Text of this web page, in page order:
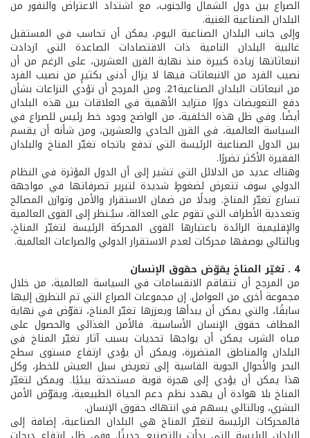
الصراع بين دول الشمال والجنوب، مع اشتداد الاعتراض والنفور من
البلدان الصناعية الغنية.
وإلى جانب البلدان الصناعية اليوم، يمكن أن تحاسب في المستقبل
غالبية البلدان النامية ذات الاقتصادات الصاعدة التي ازدادت
انبعاثاتها زيادة كبيرة منذ نهاية القرن العشرين، على الرغم من أن
نصيب الفرد من الانبعاثات فيها لا يزال أدنى بكثيرٍ من نصيب الفرد
من انبعاثات البلدان الصناعية21. ومن المرجح أن تؤدي النزاعات بشأن
دفع التعويضات دورًا متزايد الأهمية في العلاقات بين هذه البلدان
أيضًا. وفي ظل هذه الخلفية، من الواضح وجود خط رئيس للصراع في
السياسة العالمية، في القرن الحادي والعشرين، ومن شأنه أن يقسم
بين الدول الصناعية الرئيسة التي تدفع باتجاه تغيّر المناخ والبلدان
الفقيرة الأكثر تضررًا.
وهناك عديد من الدلائل التي تشير إلى أن الدول المؤثرة في النظام
الدولي سوف تتعرض لضغوطٍ شديدة لتبرير تصرفاتها في مواجهة
تسارع تغيّر المناخ. وبدلًا من ضمان الاستقرار والأمن وتوازن المصالح
وتعددية الأطراف التي تقوم على العدالة، سيُـنظر إلى القوى العالمية
والإقليمية الرائدة باعتبارها القوى المحركة الرئيسة لتغيّر المناخ،
وبالتالي بوصفها محركات لعدم الاستقرار الدولي والصراعات العالمية.
4 . تغيّر المناخ يقوّض حقوق الإنسان
من المرجح أن تتفاقم الانقسامات في السياسة العالمية، من خلال
مجموعة أخرى من العوامل. إن مجموعات الصراع التي تم التطرق إليها
سابقًا، والتي يمكن أن يبدأها ويعززها تغيّر المناخ، تقوّض في نهاية
المطاف حقوق الإنسان الأساسية. فالأمن الغذائي والحصول على
مياه الشرب يمكن أن يواجها تحديات بسبب آثار تغيّر المناخ في
البلدان والمناطق المتضررة، ويمكن أن يؤدي ارتفاع مستوى سطح
البحر والأحوال الجوية القاسية إلى تعريض سبل العيش للخطر، وكل
هذا يمكن أن يؤدي إلى هجرة قوية مستحدثة بيئيًا. ويمكن لتغيّر
المناخ بلا هوادة أن يهدد نظم دعم الحياة الطبيعية، ويقوّض الأمن
البشري، وبالتالي يسهم في انتهاك حقوق الإنسان.
فالمحركات الرئيسة لتغيّر المناخ هي البلدان الصناعية، إضافة إلى